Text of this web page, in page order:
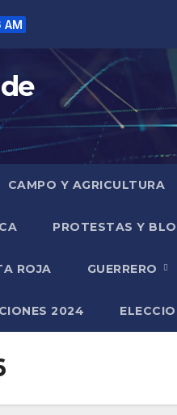
AM
CAMPO Y AGRICULTURA
PROTESTAS Y
ROJA GUERRERO
2024